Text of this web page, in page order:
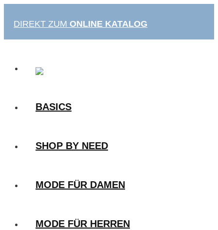
Inhalt
DIREKT ZUM ONLINE KATALOG
BASICS
SHOP BY NEED
MODE FÜR DAMEN
MODE FÜR HERREN